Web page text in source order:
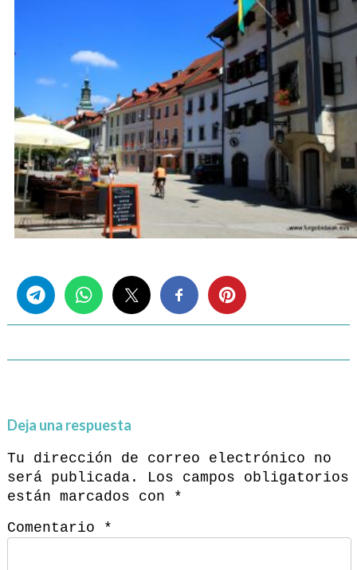
Deja una respuesta
Tu dirección de correo electrónico no
será publicada.
Los campos obligatorios
están marcados con
*
Comentario
*